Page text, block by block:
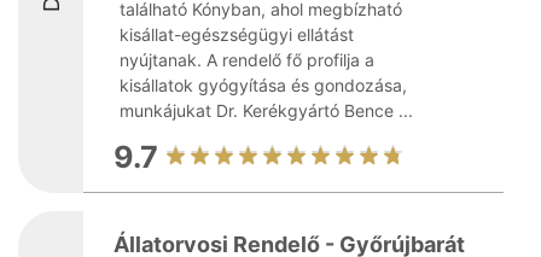
található Kónyban, ahol megbízható
kisállat-egészségügyi ellátást
nyújtanak. A rendelő fő profilja a
kisállatok gyógyítása és gondozása,
munkájukat Dr. Kerékgyártó Bence ...
9.7
Állatorvosi Rendelő - Győrújbarát